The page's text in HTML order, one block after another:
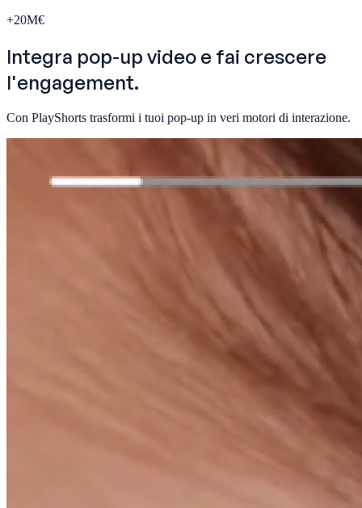
+20M€
Integra pop-up video e fai crescere
l'engagement.
Con PlayShorts trasformi i tuoi pop-up in veri motori di interazione.